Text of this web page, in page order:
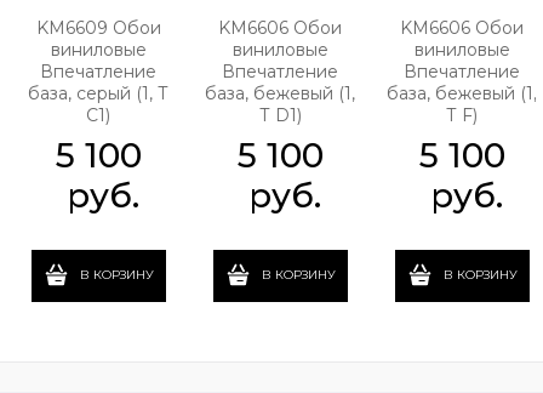
KM6609 Обои
виниловые
Впечатление
база, серый (1, Т
C1)
5 100
руб.
В КОРЗИНУ
KM6606 Обои
виниловые
Впечатление
база, бежевый (1,
Т D1)
5 100
руб.
В КОРЗИНУ
KM6606 Обои
виниловые
Впечатление
база, бежевый (1,
Т F)
5 100
руб.
В КОРЗИНУ